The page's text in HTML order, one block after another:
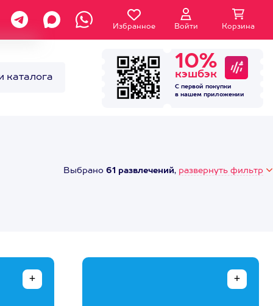
Избранное Войти Корзина
каталога
10%
кэшбэк
С первой покупки
в нашем приложении
Выбрано 61 развлечений, развернуть фильтр